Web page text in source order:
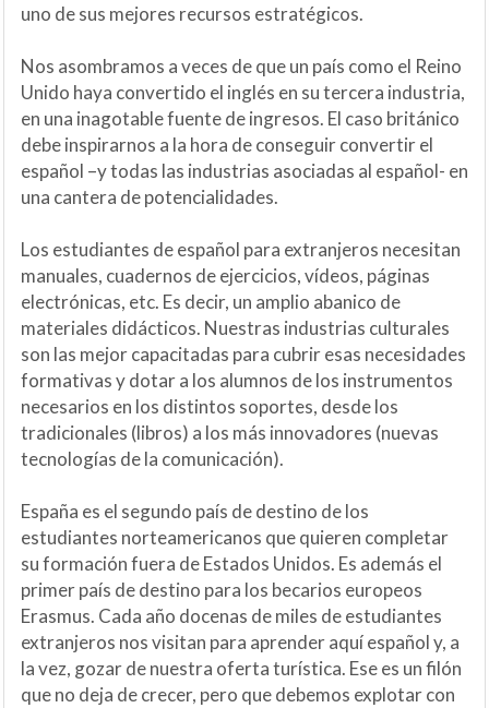
uno de sus mejores recursos estratégicos.
Nos asombramos a veces de que un país como el Reino
Unido haya convertido el inglés en su tercera industria,
en una inagotable fuente de ingresos. El caso británico
debe inspirarnos a la hora de conseguir convertir el
español –y todas las industrias asociadas al español- en
una cantera de potencialidades.
Los estudiantes de español para extranjeros necesitan
manuales, cuadernos de ejercicios, vídeos, páginas
electrónicas, etc. Es decir, un amplio abanico de
materiales didácticos. Nuestras industrias culturales
son las mejor capacitadas para cubrir esas necesidades
formativas y dotar a los alumnos de los instrumentos
necesarios en los distintos soportes, desde los
tradicionales (libros) a los más innovadores (nuevas
tecnologías de la comunicación).
España es el segundo país de destino de los
estudiantes norteamericanos que quieren completar
su formación fuera de Estados Unidos. Es además el
primer país de destino para los becarios europeos
Erasmus. Cada año docenas de miles de estudiantes
extranjeros nos visitan para aprender aquí español y, a
la vez, gozar de nuestra oferta turística. Ese es un filón
que no deja de crecer, pero que debemos explotar con